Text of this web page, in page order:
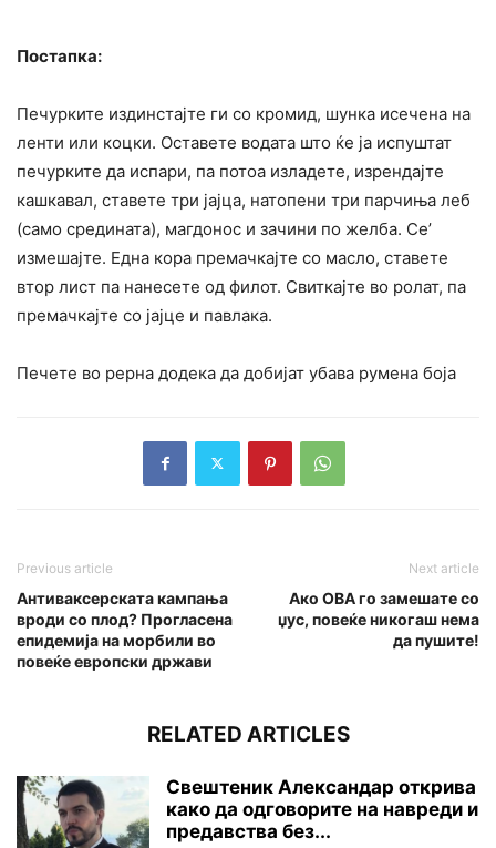
Постапка:
Печурките издинстајте ги со кромид, шунка исечена на
ленти или коцки. Оставете водата што ќе ја испуштат
печурките да испари, па потоа изладете, изрендајте
кашкавал, ставете три јајца, натопени три парчиња леб
(само средината), магдонос и зачини по желба. Се’
измешајте. Една кора премачкајте со масло, ставете
втор лист па нанесете од филот. Свиткајте во ролат, па
премачкајте со јајце и павлака.
Печете во рерна додека да добијат убава румена боја
Previous article
Антиваксерската кампања
вроди со плод? Прогласена
епидемија на морбили во
повеќе европски држави
Next article
Ако ОВА го замешате со
џус, повеќе никогаш нема
да пушите!
RELATED ARTICLES
Свештеник Александар открива
како да одговорите на навреди и
предавства без...